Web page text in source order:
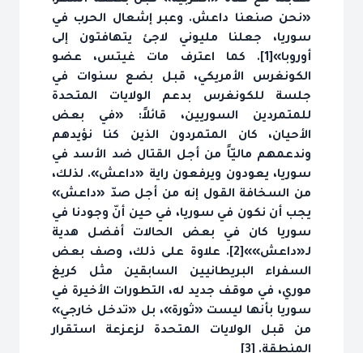
«نحن صنعنا داعش. وعبر إشعال الحرب في
سوريا، جعلنا مليوني لاجئ يتهافتون إلى
أوروبا»[1]. كما اعترف مات غيتس، عضو
الكونغرس الأمريكي، قبل بضع سنوات في
جلسة للكونغرس بدعم الولايات المتحدة
للمتمردين السوريين، قائلاً: «في بعض
الأحيان، كان المتمردون الذين كنا نؤيدهم
وندعمهم ماليّاً من أجل القتال ضد الأسد في
سوريا، يعودون ويرفعون راية «داعش». لذلك،
من السخافة القول إنه من أجل صدّ «داعش»
يجب أن نكون في سوريا، في حين أنّ وجودنا في
سوريا كان في بعض الحالات أفضل هدية
لـ«داعش»»[2]. علاوة على ذلك، وصف بعض
السفراء البريطانيين السابقين مثل كريغ
موري، في موقف جديد له، التطورات الأخيرة في
سوريا بأنها ليست «ثورة»، بل «تدخل خارجي»
من قبل الولايات المتحدة لزعزعة استقرار